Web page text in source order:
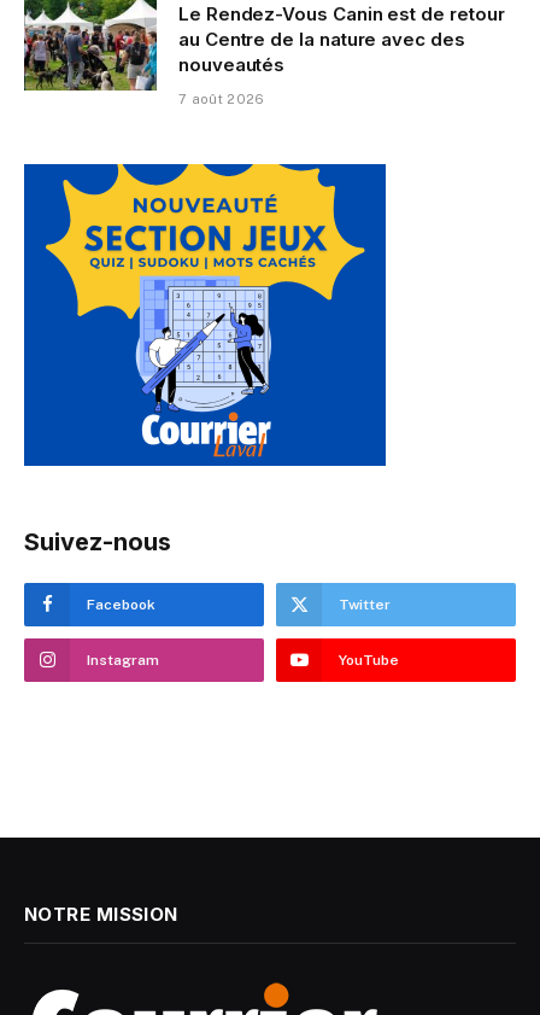
Le Rendez-Vous Canin est de retour
au Centre de la nature avec des
nouveautés
7 août 2026
Suivez-nous
Facebook Twitter
Instagram YouTube
NOTRE MISSION